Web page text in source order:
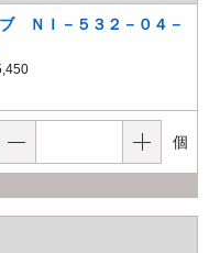
ＮＩ－５３２－０４－
個